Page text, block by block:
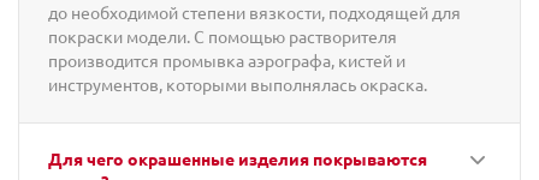
до необходимой степени вязкости, подходящей для
покраски модели. С помощью растворителя
производится промывка аэрографа, кистей и
инструментов, которыми выполнялась окраска.
Для чего окрашенные изделия покрываются